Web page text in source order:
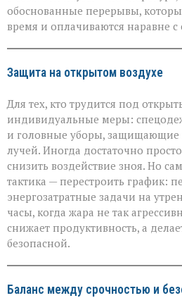
обоснованные перерывы,
время и оплачиваются наравне
Защита на открытом воздухе
Для тех, кто трудится под
индивидуальные меры:
и головные уборы,
лучей. Иногда достаточно
снизить воздействие зноя. Но
тактика — перестроить график:
энергозатратные задачи на
часы, когда жара не так
снижает продуктивность, а
безопасной.
Баланс между срочностью и